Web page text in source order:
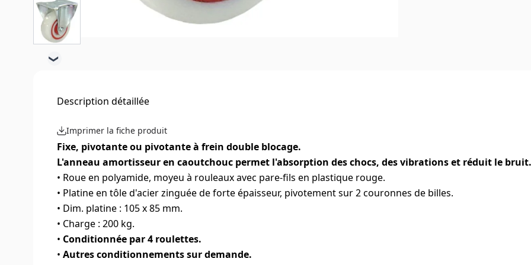
❯
Description détaillée
Imprimer la fiche produit
Fixe, pivotante ou pivotante à frein double blocage.
L'anneau amortisseur en caoutchouc permet l'absorption des chocs, des vibrations et réduit le bruit.
• Roue en polyamide, moyeu à rouleaux avec pare-fils en plastique rouge.
• Platine en tôle d'acier zinguée de forte épaisseur, pivotement sur 2 couronnes de billes.
• Dim. platine : 105 x 85 mm.
• Charge : 200 kg.
• Conditionnée par 4 roulettes.
• Autres conditionnements sur demande.